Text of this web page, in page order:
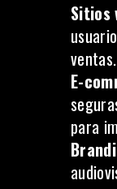
Sitios
E-
para